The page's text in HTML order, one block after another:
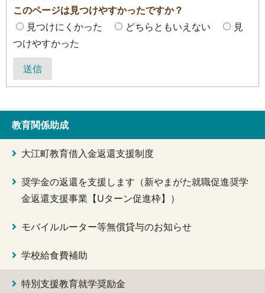
このページは見つけやすかったですか？
見つけにくかった
どちらともいえない
見
つけやすかった
送信
教育関係助成
大江町教育借入金返還支援制度
奨学金の返還を支援します（新やまがた就職促進奨学
金返還支援事業【Uターン促進枠】）
モバイルルーター等無償貸与のお知らせ
学校給食費補助
特別支援教育就学奨励金